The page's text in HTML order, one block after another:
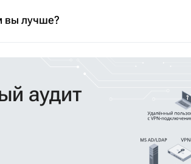
вы лучше?
аудит